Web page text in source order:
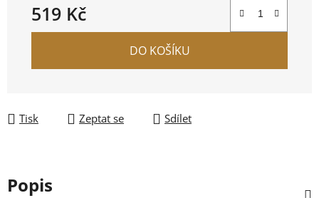
519 Kč
Měrná cena:
DO KOŠÍKU
Tisk Zeptat se Sdílet
Popis